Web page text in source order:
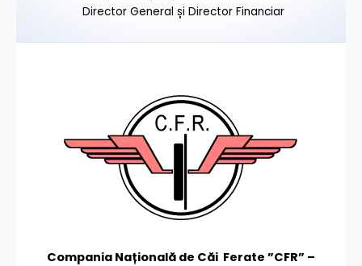
Director General și Director Financiar
Compania Națională de Căi Ferate ”CFR” –